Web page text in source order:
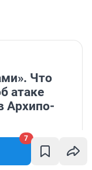
7
Что
атаке
Архипо-